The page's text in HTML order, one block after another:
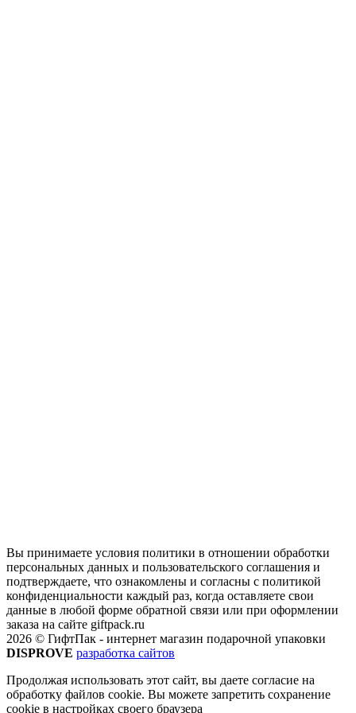
Вы принимаете условия политики в отношении обработки
персональных данных и пользовательского соглашения и
подтверждаете, что ознакомлены и согласны с политикой
конфиденциальности каждый раз, когда оставляете свои
данные в любой форме обратной связи или при оформлении
заказа на сайте giftpack.ru
2026 © ГифтПак - интернет магазин подарочной упаковки
DISPROVE разработка сайтов
Продолжая использовать этот сайт, вы даете согласие на
обработку файлов cookie. Вы можете запретить сохранение
cookie в настройках своего браузера